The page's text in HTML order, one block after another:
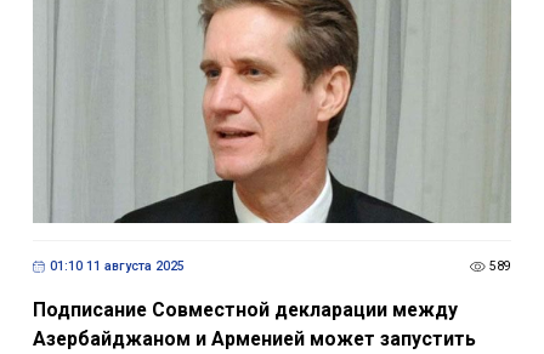
01:10 11 августа 2025 589
Подписание Совместной декларации между
Азербайджаном и Арменией может запустить